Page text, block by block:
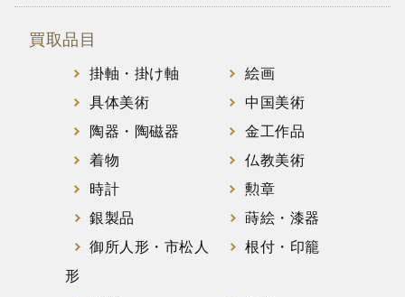
買取品目
掛軸・掛け軸
絵画
具体美術
中国美術
陶器・陶磁器
金工作品
着物
仏教美術
時計
勲章
銀製品
蒔絵・漆器
御所人形・市松人
形
根付・印籠